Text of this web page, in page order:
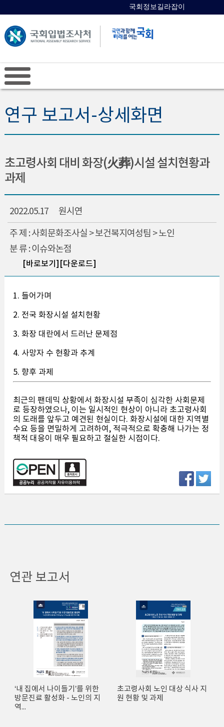
국회정보길라잡이
연구 보고서-상세화면
초고령사회 대비 화장(火葬)시설 설치현황과
과제
2022.05.17 원시연
주 제 : 사회문화조사실 > 보건복지여성팀 > 노인
분 류 : 이슈와논점
[바로보기] [다운로드]
1. 들어가며
2. 전국 화장시설 설치현황
3. 화장 대란에서 드러난 문제점
4. 사망자 수 현황과 추계
5. 향후 과제
최근의 팬데믹 상황에서 화장시설 부족이 심각한 사회문제
로 등장하였으나, 이는 일시적인 현상이 아니라 초고령사회
의 도래를 앞두고 예견된 현실이다. 화장시설에 대한 지역별
수요 등을 면밀하게 고려하여, 적극적으로 확충해 나가는 정
책적 대응이 매우 필요하고 절실한 시점이다.
연관 보고서
‘내 집에서 나이들기’를 위한
방문진료 활성화 - 노인의 지
역...
초고령사회 노인 대상 식사 지
원 현황 및 과제